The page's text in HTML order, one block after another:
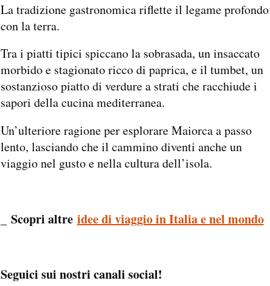
La tradizione gastronomica riflette il legame profondo
con la terra.
Tra i piatti tipici spiccano la sobrasada, un insaccato
morbido e stagionato ricco di paprica, e il tumbet, un
sostanzioso piatto di verdure a strati che racchiude i
sapori della cucina mediterranea.
Un’ulteriore ragione per esplorare Maiorca a passo
lento, lasciando che il cammino diventi anche un
viaggio nel gusto e nella cultura dell’isola.
Scopri altre idee di viaggio in Italia e nel mondo
Seguici sui nostri canali social!